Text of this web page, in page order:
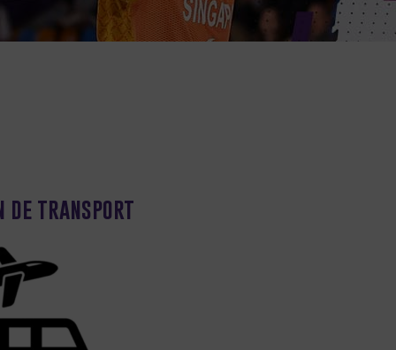
de transport